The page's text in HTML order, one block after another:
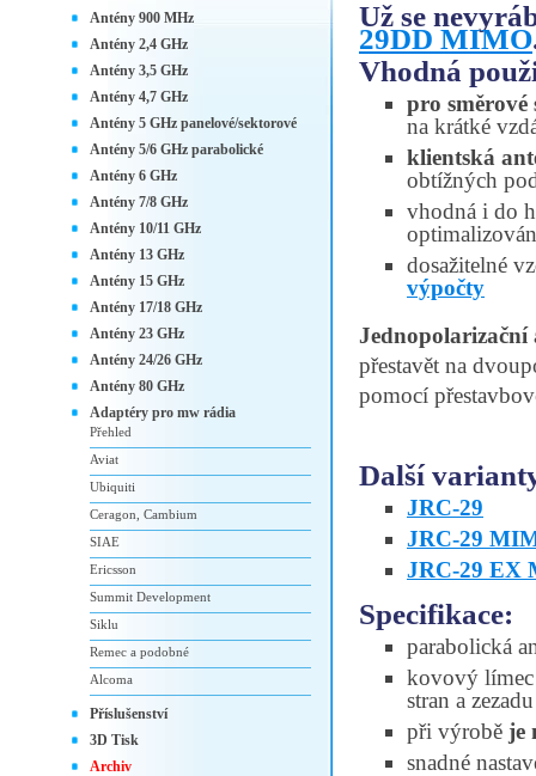
Už se
29DD MIMO
Vhodná
pro směrové
na krátké
klientská
obtížných
vhodná i do
dosažitelné
výpočty
přestavět na
pomocí
Další
JRC-29
JRC-29
JRC-29 EX
Specifikace:
parabolická
kovový límec
stran a
při výrobě je
snadné
Antény 900 MHz
Antény 2,4 GHz
Antény 3,5 GHz
Antény 4,7 GHz
Antény 5 GHz panelové/sektorové
Antény 5/6 GHz parabolické
Antény 6 GHz
Antény 7/8 GHz
Antény 10/11 GHz
Antény 13 GHz
Antény 15 GHz
Antény 17/18 GHz
Antény 23 GHz
Antény 24/26 GHz
Antény 80 GHz
Adaptéry pro mw rádia
Přehled
Aviat
Ubiquiti
Ceragon, Cambium
SIAE
Ericsson
Summit Development
Siklu
Remec a podobné
Alcoma
Příslušenství
3D Tisk
Archiv